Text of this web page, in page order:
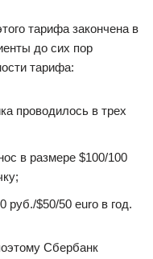
тарифа закончена в
до сих пор
тарифа:
проводилось в трех
в размере $100/100
руб./$50/50 euro в год.
Сбербанк